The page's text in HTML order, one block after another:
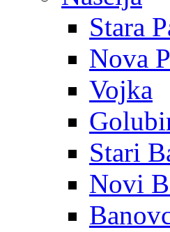
Stara
Nova
Vojka
Stari
Novi